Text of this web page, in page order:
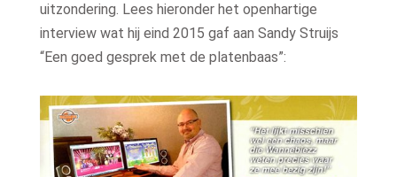
uitzondering. Lees hieronder het openhartige
interview wat hij eind 2015 gaf aan Sandy Struijs
“Een goed gesprek met de platenbaas”: